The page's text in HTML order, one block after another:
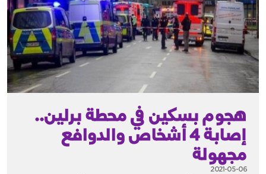
هجوم بسكين في محطة برلين..
إصابة 4 أشخاص والدوافع
مجهولة
2021-05-06